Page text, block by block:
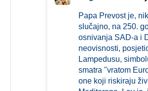
Papa Prevost je,
slučajno, na 250.
osnivanja SAD-a i
neovisnosti,
Lampedusu,
smatra "vratom
one koji riskiraju